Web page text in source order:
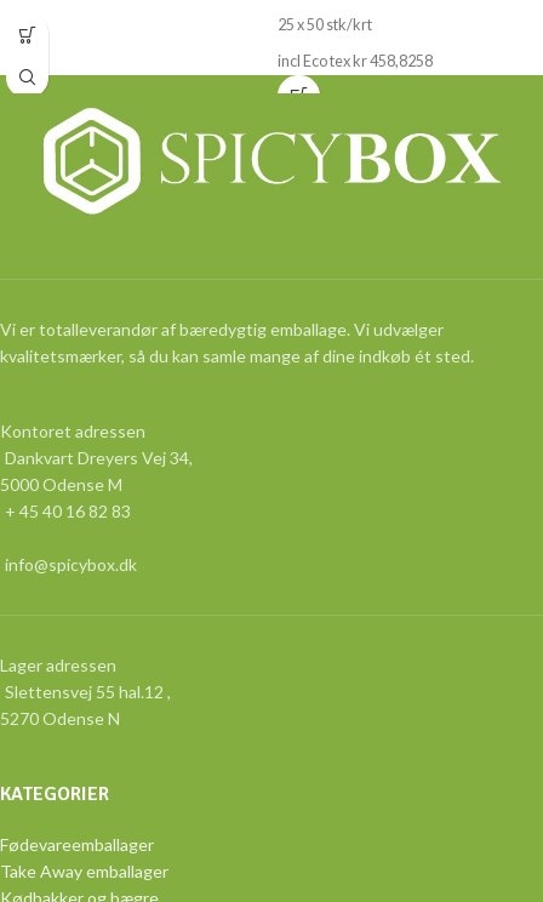
25 x 50 stk/krt
incl Eco tex kr 458,8258
Vi er totalleverandør af bæredygtig emballage. Vi udvælger
kvalitetsmærker, så du kan samle mange af dine indkøb ét sted.
Kontoret adressen
Dankvart Dreyers Vej 34,
5000 Odense M
+ 45 40 16 82 83
info@spicybox.dk
Lager adressen
Slettensvej 55 hal.12 ,
5270 Odense N
KATEGORIER
Fødevareemballager
Take Away emballager
Kødbakker og bægre